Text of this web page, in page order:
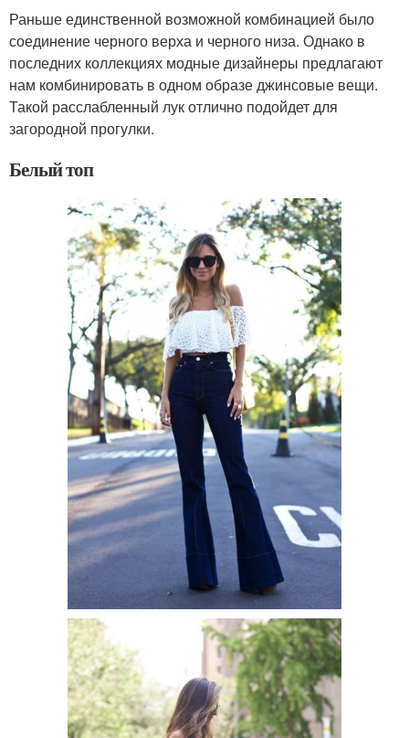
Раньше единственной возможной комбинацией было
соединение черного верха и черного низа. Однако в
последних коллекциях модные дизайнеры предлагают
нам комбинировать в одном образе джинсовые вещи.
Такой расслабленный лук отлично подойдет для
загородной прогулки.
Белый топ